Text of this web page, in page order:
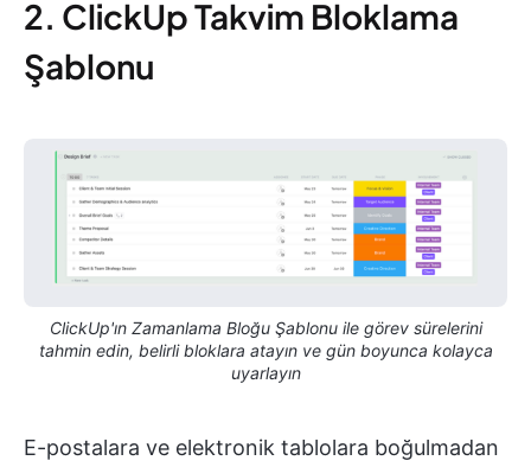
2. ClickUp Takvim Bloklama
Şablonu
ClickUp'ın Zamanlama Bloğu Şablonu ile görev sürelerini
tahmin edin, belirli bloklara atayın ve gün boyunca kolayca
uyarlayın
E-postalara ve elektronik tablolara boğulmadan